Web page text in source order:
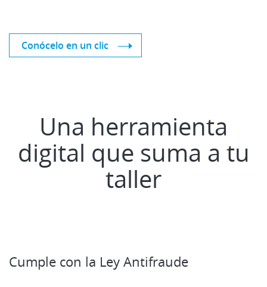
Conócelo en un clic
Una herramienta
digital que suma a tu
taller
Cumple con la Ley Antifraude